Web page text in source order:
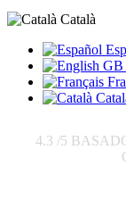
Català
4.3 /5